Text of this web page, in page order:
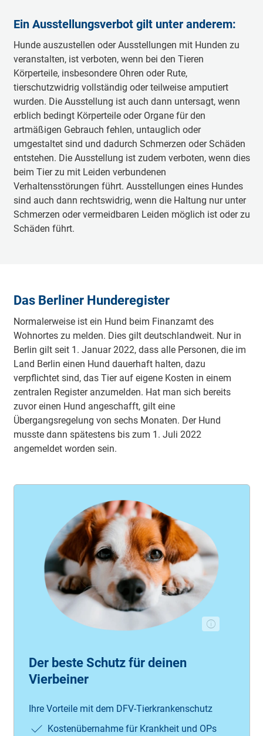
Ein Ausstellungsverbot gilt unter anderem:
Hunde auszustellen oder Ausstellungen mit Hunden zu
veranstalten, ist verboten, wenn bei den Tieren
Körperteile, insbesondere Ohren oder Rute,
tierschutzwidrig vollständig oder teilweise amputiert
wurden. Die Ausstellung ist auch dann untersagt, wenn
erblich bedingt Körperteile oder Organe für den
artmäßigen Gebrauch fehlen, untauglich oder
umgestaltet sind und dadurch Schmerzen oder Schäden
entstehen. Die Ausstellung ist zudem verboten, wenn dies
beim Tier zu mit Leiden verbundenen
Verhaltensstörungen führt. Ausstellungen eines Hundes
sind auch dann rechtswidrig, wenn die Haltung nur unter
Schmerzen oder vermeidbaren Leiden möglich ist oder zu
Schäden führt.
Das Berliner Hunderegister
Normalerweise ist ein Hund beim Finanzamt des
Wohnortes zu melden. Dies gilt deutschlandweit. Nur in
Berlin gilt seit 1. Januar 2022, dass alle Personen, die im
Land Berlin einen Hund dauerhaft halten, dazu
verpflichtet sind, das Tier auf eigene Kosten in einem
zentralen Register anzumelden. Hat man sich bereits
zuvor einen Hund angeschafft, gilt eine
Übergangsregelung von sechs Monaten. Der Hund
musste dann spätestens bis zum 1. Juli 2022
angemeldet worden sein.
Der beste Schutz für deinen
Vierbeiner
Ihre Vorteile mit dem DFV-Tierkrankenschutz
Kostenübernahme für Krankheit und OPs